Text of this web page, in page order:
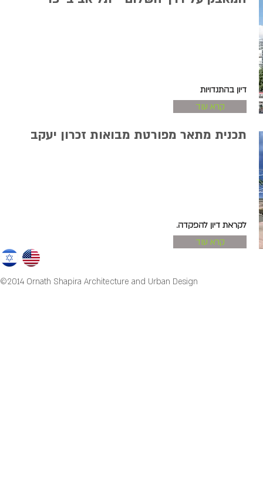
דיון בהתנדויות
קרא עוד
תכנית מתאר מפורטת מבואות זכרון יעקב
לקראת דיון להפקדה.
קרא עוד
©2014 Ornath Shapira Architecture and Urban Design